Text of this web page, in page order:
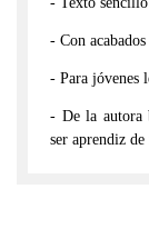
- Con
- Para jóvenes
- De la autora
ser aprendiz de